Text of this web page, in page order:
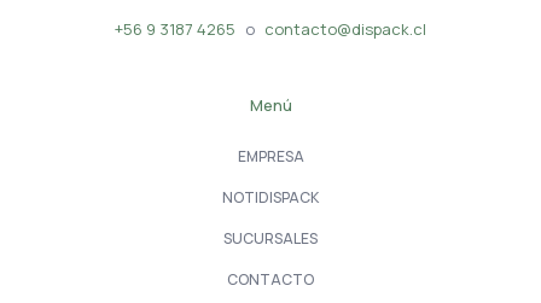
+56 9 3187 4265 o contacto@dispack.cl
Menú
EMPRESA
NOTIDISPACK
SUCURSALES
CONTACTO